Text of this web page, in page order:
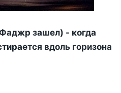
зашел) - когда
вдоль горизона